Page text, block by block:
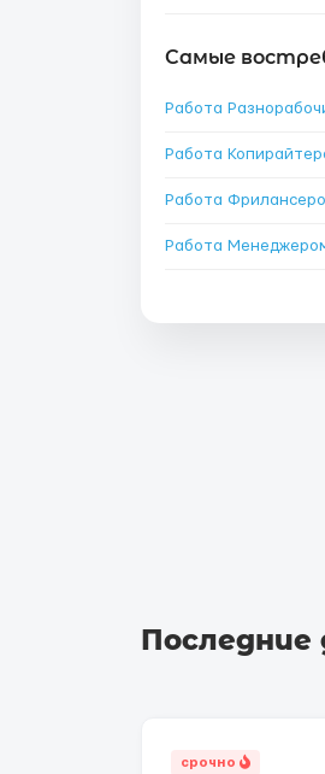
Самые
Работа
Работа
Работа
Последние
срочно